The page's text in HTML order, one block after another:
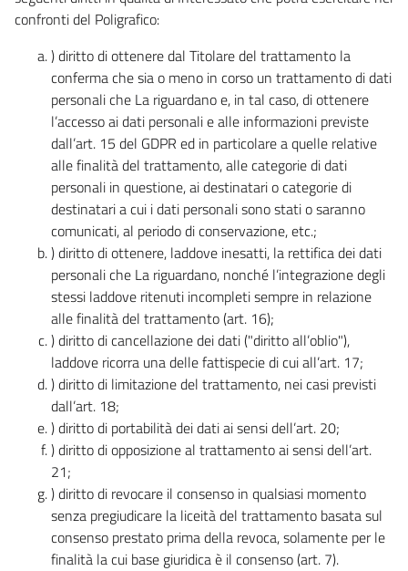
confronti del Poligrafico:
) diritto di ottenere dal Titolare del trattamento la
conferma che sia o meno in corso un trattamento di dati
personali che La riguardano e, in tal caso, di ottenere
l’accesso ai dati personali e alle informazioni previste
dall’art. 15 del GDPR ed in particolare a quelle relative
alle finalità del trattamento, alle categorie di dati
personali in questione, ai destinatari o categorie di
destinatari a cui i dati personali sono stati o saranno
comunicati, al periodo di conservazione, etc.;
) diritto di ottenere, laddove inesatti, la rettifica dei dati
personali che La riguardano, nonché l’integrazione degli
stessi laddove ritenuti incompleti sempre in relazione
alle finalità del trattamento (art. 16);
) diritto di cancellazione dei dati ("diritto all’oblio"),
laddove ricorra una delle fattispecie di cui all’art. 17;
) diritto di limitazione del trattamento, nei casi previsti
dall’art. 18;
) diritto di portabilità dei dati ai sensi dell’art. 20;
) diritto di opposizione al trattamento ai sensi dell’art.
21;
) diritto di revocare il consenso in qualsiasi momento
senza pregiudicare la liceità del trattamento basata sul
consenso prestato prima della revoca, solamente per le
finalità la cui base giuridica è il consenso (art. 7).